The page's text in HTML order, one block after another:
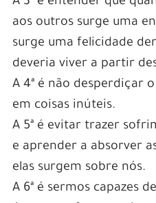
aos outros surge uma
surge uma felicidade
deveria viver a partir
A 4ª é não desperdiçar
em coisas inúteis.
A 5ª é evitar trazer
e aprender a absorver
elas surgem sobre nós.
A 6ª é sermos capazes